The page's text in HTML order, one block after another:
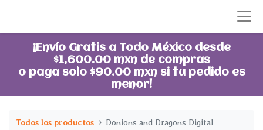
¡Envío Gratis a Todo México desde
$1,600.00 mxn de compras
o paga solo $90.00 mxn si tu pedido es
menor!
Todos los productos Donions and Dragons Digital